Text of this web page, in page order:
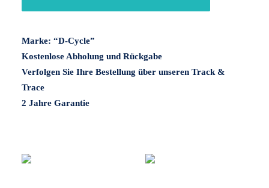
Marke: “D-Cycle”
Kostenlose Abholung und Rückgabe
Verfolgen Sie Ihre Bestellung über unseren Track &
Trace
2 Jahre Garantie